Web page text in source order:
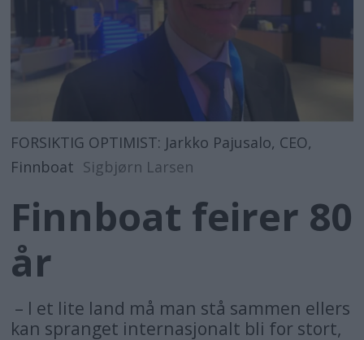
Video
Logg inn
FORSIKTIG OPTIMIST: Jarkko Pajusalo, CEO,
Finnboat Sigbjørn Larsen
Finnboat feirer 80
år
– I et lite land må man stå sammen ellers
kan spranget internasjonalt bli for stort,